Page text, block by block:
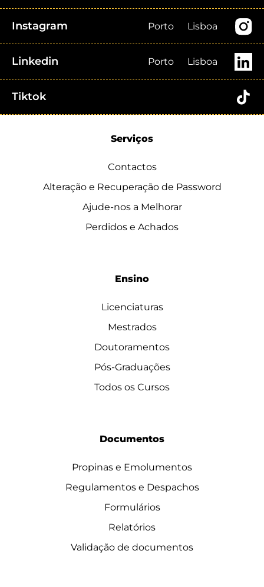
Instagram Porto Lisboa
Linkedin Porto Lisboa
Tiktok
Serviços
Contactos
Alteração e Recuperação de Password
Ajude-nos a Melhorar
Perdidos e Achados
Ensino
Licenciaturas
Mestrados
Doutoramentos
Pós-Graduações
Todos os Cursos
Documentos
Propinas e Emolumentos
Regulamentos e Despachos
Formulários
Relatórios
Validação de documentos